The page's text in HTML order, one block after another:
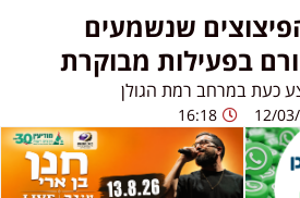
שנשמעים
בפעילות מבוקרת
כעת במרחב רמת הגולן
12/
16:18